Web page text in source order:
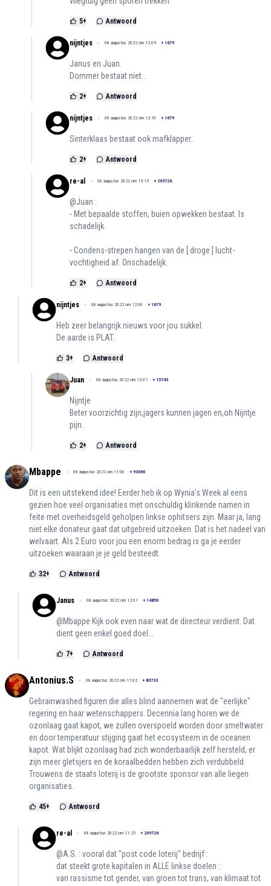
5+ Antwoord
nijntjes 08 augustus 2022 om 12:09 + 1679
Janus en Juan.
Dommer bestaat niet...
2+ Antwoord
nijntjes 08 augustus 2022 om 12:10 + 1679
Sinterklaas bestaat ook mafklapper..
2+ Antwoord
re-al 08 augustus 2022 om 15:19 + 209726
@Juan :
- Met bepaalde stoffen, buien opwekken bestaat. Is
schadelijk.
- Condens-strepen hangen van de [ droge ] lucht-
vochtigheid af. Onschadelijk.
2+ Antwoord
nijntjes 08 augustus 2022 om 12:06 + 1679
Heb zeer belangrijk nieuws voor jou sukkel.
De aarde is PLAT.
3+ Antwoord
Juan 08 augustus 2022 om 13:07 + 15743
Nijntje
Beter voorzichtig zijn,jagers kunnen jagen en,oh Nijntje
pijn.
2+ Antwoord
Mbappe 08 augustus 2022 om 11:08 + 93060
Dit is een uitstekend idee! Eerder heb ik op Wynia's Week al eens
gezien hoe veel organisaties met onschuldig klinkende namen in
feite met overheidsgeld geholpen linkse ophitsers zijn. Maar ja, lang
niet elke donateur gaat dat uitgebreid uitzoeken. Dat is het nadeel van
welvaart. Als 2 Euro voor jou een enorm bedrag is ga je eerder
uitzoeken waaraan je je geld besteedt.
32+ Antwoord
Janus 08 augustus 2022 om 12:01 + 14850
@Mbappe Kijk ook even naar wat de directeur verdient. Dat
dient geen enkel goed doel...
7+ Antwoord
Antonius.S 08 augustus 2022 om 11:02 + 83733
Gebrainwashed figuren die alles blind aannemen wat de "eerlijke"
regering en haar wetenschappers. Decennia lang horen we de
ozonlaag gaat kapot, we zullen overspoeld worden door smeltwater
en door temperatuur stijging gaat het ecosysteem in de oceanen
kapot. Wat blijkt ozonlaag had zich wonderbaarlijk zelf hersteld, er
zijn meer gletsjers en de koraalbedden hebben zich verdubbeld.
Trouwens de staats loterij is de grootste sponsor van alle liegen
organisaties.
45+ Antwoord
re-al 08 augustus 2022 om 11:25 + 209726
@A.S. : vooral dat "post code loterij" bedrijf :
dat steekt grote kapitalen in ALLE linkse doelen :
van rassisme tot gender, van groen tot trans, van klimaat tot